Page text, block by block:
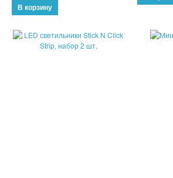
ТРЕНАЖЕРЫ
ХОЗТОВАРЫ
SALE SALE